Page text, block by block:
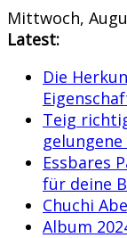
Skip
to
Mittwoch,
Latest:
Die
Teig
Essbares
für deine
Chuchi
Album